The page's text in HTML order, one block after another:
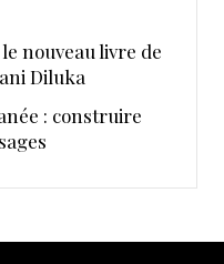
nouveau livre de
Diluka
: construire